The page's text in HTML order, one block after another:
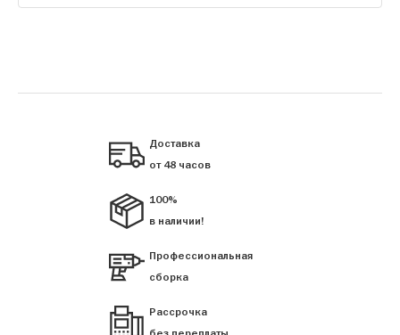
Доставка
от 48 часов
100%
в наличии!
Профессиональная
сборка
Рассрочка